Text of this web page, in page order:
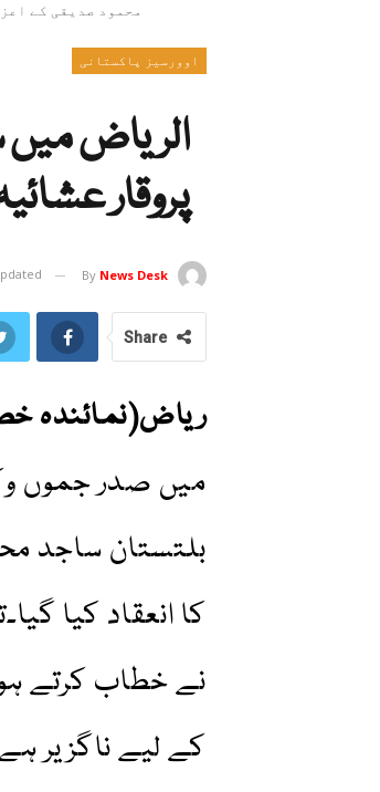
محمود صدیقی کے
اوورسیز پاکستانی
الریاض
پروقار
By News Desk
Share
ریاض(نمائندہ
میں صدر جموں
بلتستان ساجد
کا انعقاد کیا
نے خطاب کرتے
کے لیے ناگزیر